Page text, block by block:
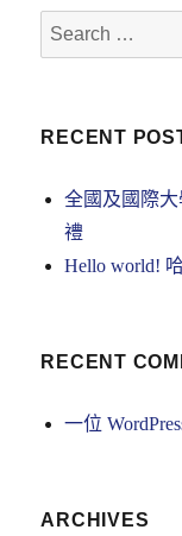
Search
for:
RECENT
全國及國際
禮
Hello world! 哈
RECENT
一位
ARCHIVES